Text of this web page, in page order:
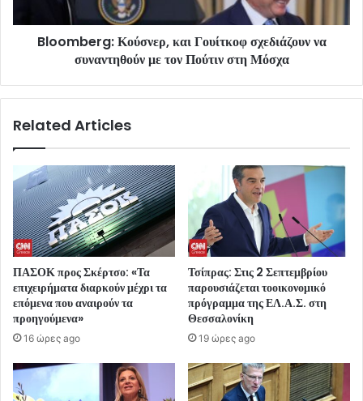
Bloomberg: Κούσνερ, και Γουίτκοφ σχεδιάζουν να
συναντηθούν με τον Πούτιν στη Μόσχα
Related Articles
ΠΑΣΟΚ προς Σκέρτσο: «Τα
επιχειρήματα διαρκούν μέχρι τα
επόμενα που αναιρούν τα
προηγούμενα»
16 ώρες ago
Τσίπρας: Στις 2 Σεπτεμβρίου
παρουσιάζεται τοοικονομικό
πρόγραμμα της ΕΛ.Α.Σ. στη
Θεσσαλονίκη
19 ώρες ago